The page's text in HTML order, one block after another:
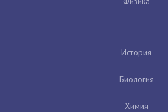
История
Биология
Химия